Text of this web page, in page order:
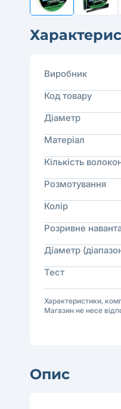
Виробник
Код товару
Діаметр
Матеріал
Кількість
Розмотування
Колір
Розривне
Діаметр
Тест
Характеристики,
Магазин не несе
Опис